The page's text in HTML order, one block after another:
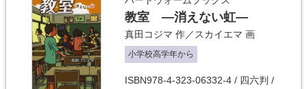
教室 ―消えない虹―
真田コジマ 作／ スカイエマ 画
小学校高学年から
ISBN978-4-323-06332-4 / 四六判 /